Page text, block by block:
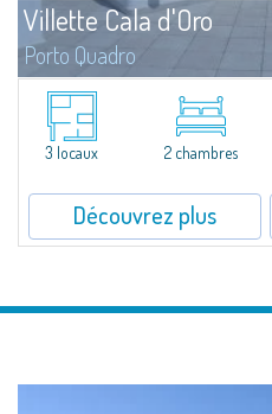
Villette Cala d'Oro
Porto Quadro
Charmantes villas mitoyennes de
cadre de Porto Quadro. Les villas,
jouissent d’une position exceptionnelle
3 locaux 2 chambres
Découvrez plus